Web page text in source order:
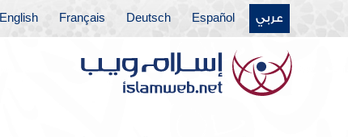
عربي Español
Deutsch
Français
English